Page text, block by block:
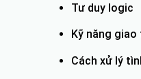
Tư duy logic
Kỹ năng giao
Cách xử lý